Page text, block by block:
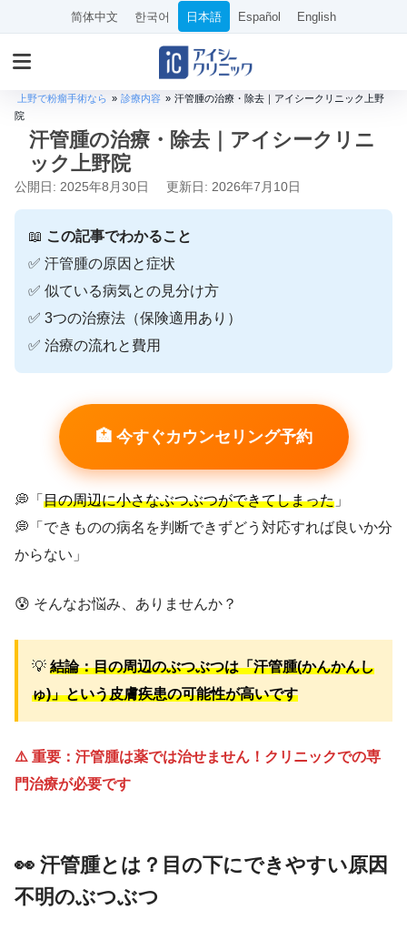
简体中文 한국어 日本語 Español English
上野で粉瘤手術なら » 診療内容 » 汗管腫の治療・除去｜アイシークリニック上野
院
汗管腫の治療・除去｜アイシークリニ
ック上野院
公開日: 2025年8月30日 更新日: 2026年7月10日
📖 この記事でわかること
✅ 汗管腫の原因と症状
✅ 似ている病気との見分け方
✅ 3つの治療法（保険適用あり）
✅ 治療の流れと費用
🏥 今すぐカウンセリング予約
💭「 目の周辺に小さなぶつぶつができてしまった 」
💭「できものの病名を判断できずどう対応すれば良いか分
からない」
😰 そんなお悩み、ありませんか？
💡 結論：目の周辺のぶつぶつは「汗管腫(かんかんし
ゅ)」という皮膚疾患の可能性が高いです
⚠️ 重要：汗管腫は薬では治せません！クリニックでの専
門治療が必要です
👀 汗管腫とは？目の下にできやすい原因
不明のぶつぶつ